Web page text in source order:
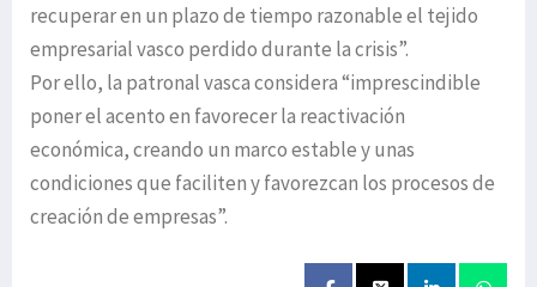
recuperar en un plazo de tiempo razonable el tejido
empresarial vasco perdido durante la crisis”.
Por ello, la patronal vasca considera “imprescindible
poner el acento en favorecer la reactivación
económica, creando un marco estable y unas
condiciones que faciliten y favorezcan los procesos de
creación de empresas”.